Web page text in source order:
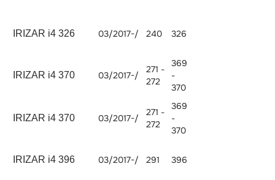
IRIZAR i4 326 03/2017-/ 240 326
IRIZAR i4 370 03/2017-/
271 -
272
369
-
370
IRIZAR i4 370 03/2017-/
271 -
272
369
-
370
IRIZAR i4 396 03/2017-/ 291 396